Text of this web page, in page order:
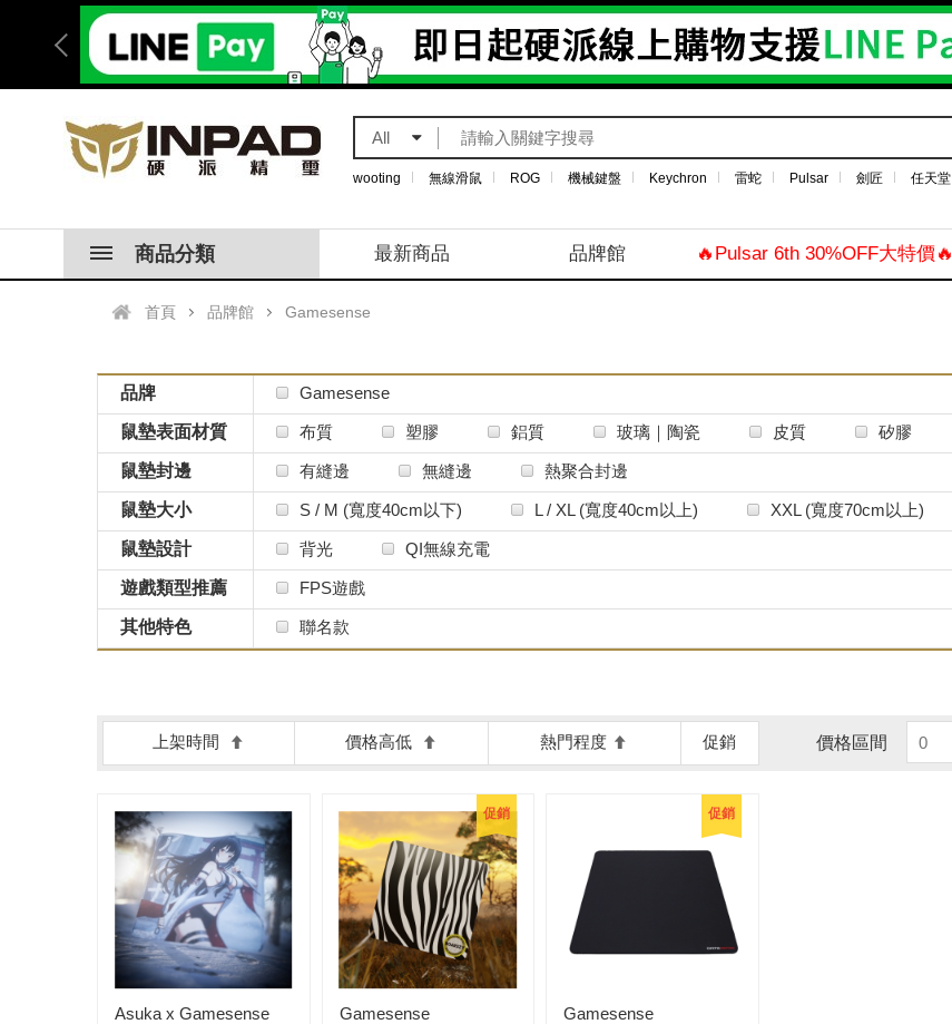
All
wooting 無線滑鼠 ROG 機械鍵盤 Keychron 雷蛇 Pulsar 劍匠 任天堂
商品分類 最新商品 品牌館 🔥Pulsar 6th 30%OFF大特價🔥
首頁 品牌館 Gamesense
品牌 Gamesense
鼠墊表面材質 布質 塑膠 鋁質 玻璃｜陶瓷 皮質 矽膠
鼠墊封邊 有縫邊 無縫邊 熱聚合封邊
鼠墊大小 S / M (寬度40cm以下) L / XL (寬度40cm以上) XXL (寬度70cm以上)
鼠墊設計 背光 QI無線充電
遊戲類型推薦 FPS遊戲
其他特色 聯名款
上架時間 價格高低 熱門程度 促銷 價格區間
Asuka x Gamesense
促銷
Gamesense
促銷
Gamesense